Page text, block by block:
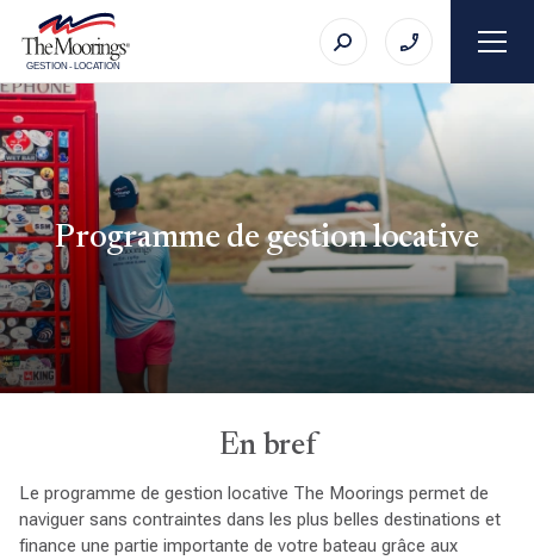
GESTION - LOCATION
Programme de gestion locative
En bref
Le programme de gestion locative The Moorings permet de
naviguer sans contraintes dans les plus belles destinations et
finance une partie importante de votre bateau grâce aux